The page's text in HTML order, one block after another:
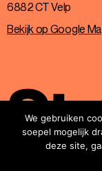
6882 CT Velp
Bekijk op Google
We gebruiken
soepel mogelijk
deze site,